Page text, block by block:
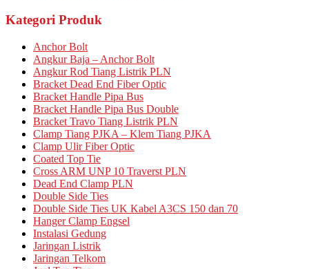
Kategori Produk
Anchor Bolt
Angkur Baja – Anchor Bolt
Angkur Rod Tiang Listrik PLN
Bracket Dead End Fiber Optic
Bracket Handle Pipa Bus
Bracket Handle Pipa Bus Double
Bracket Travo Tiang Listrik PLN
Clamp Tiang PJKA – Klem Tiang PJKA
Clamp Ulir Fiber Optic
Coated Top Tie
Cross ARM UNP 10 Traverst PLN
Dead End Clamp PLN
Double Side Ties
Double Side Ties UK Kabel A3CS 150 dan 70
Hanger Clamp Engsel
Instalasi Gedung
Jaringan Listrik
Jaringan Telkom